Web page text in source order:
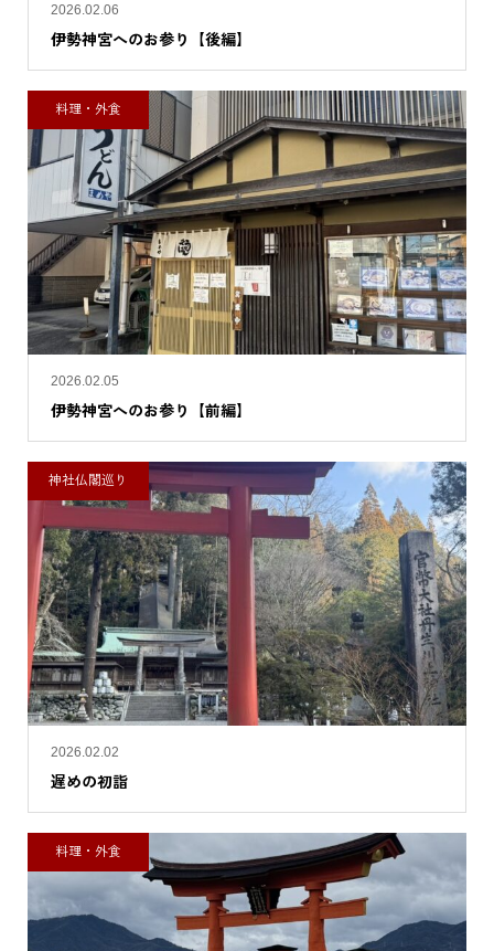
2026.02.06
伊勢神宮へのお参り【後編】
2026.02.05
伊勢神宮へのお参り【前編】
料理・外食
2026.02.02
遅めの初詣
神社仏閣巡り
料理・外食